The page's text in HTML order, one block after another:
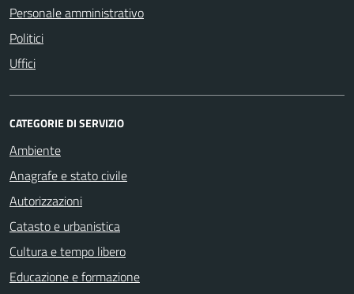
Personale amministrativo
Politici
Uffici
CATEGORIE DI SERVIZIO
Ambiente
Anagrafe e stato civile
Autorizzazioni
Catasto e urbanistica
Cultura e tempo libero
Educazione e formazione